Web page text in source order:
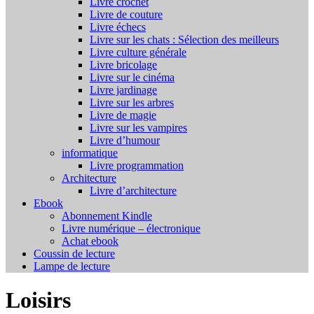
Livre de couture
Livre échecs
Livre sur les chats : Sélection des meilleurs
Livre culture générale
Livre bricolage
Livre sur le cinéma
Livre jardinage
Livre sur les arbres
Livre de magie
Livre sur les vampires
Livre d’humour
informatique
Livre programmation
Architecture
Livre d’architecture
Ebook
Abonnement Kindle
Livre numérique – électronique
Achat ebook
Coussin de lecture
Lampe de lecture
Loisirs